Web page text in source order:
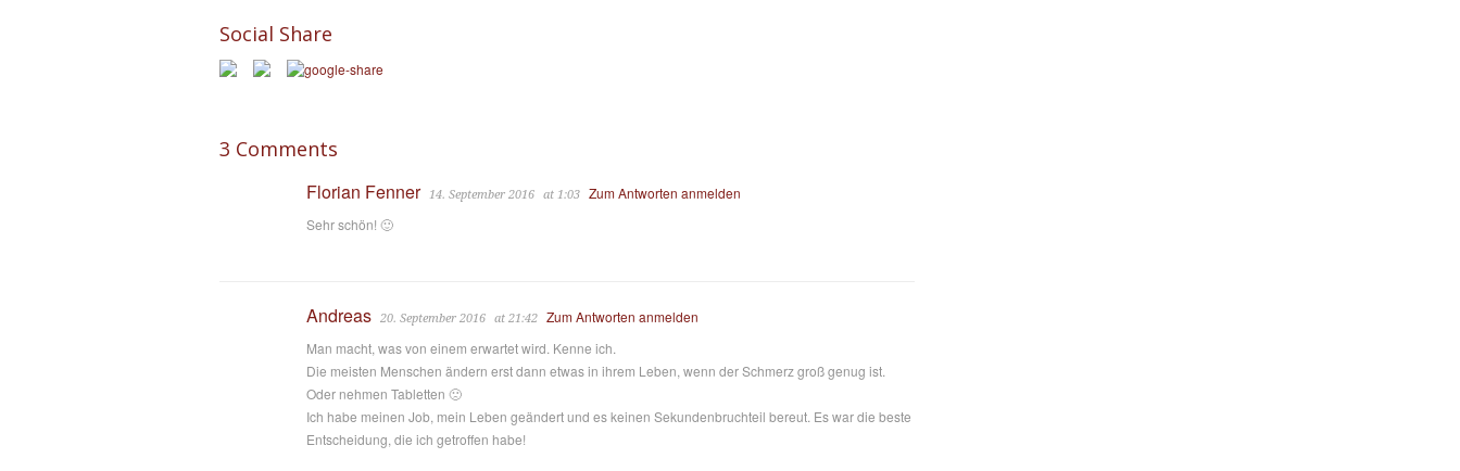
Social Share
3 Comments
Florian Fenner 14. September 2016 at 1:03
Zum Antworten anmelden
Sehr schön! 🙂
Andreas 20. September 2016 at 21:42
Zum Antworten anmelden
Man macht, was von einem erwartet wird. Kenne ich.
Die meisten Menschen ändern erst dann etwas in ihrem Leben, wenn der Schmerz groß genug ist.
Oder nehmen Tabletten 🙁
Ich habe meinen Job, mein Leben geändert und es keinen Sekundenbruchteil bereut. Es war die beste
Entscheidung, die ich getroffen habe!